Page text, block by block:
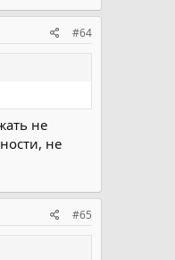
#64
не
не
#65